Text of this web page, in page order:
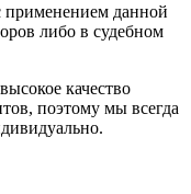
применением данной
либо в судебном
качество
поэтому мы всегда